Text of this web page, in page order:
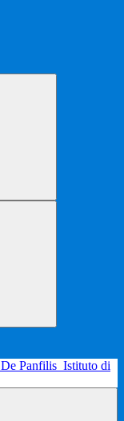
De Panfilis Istituto di